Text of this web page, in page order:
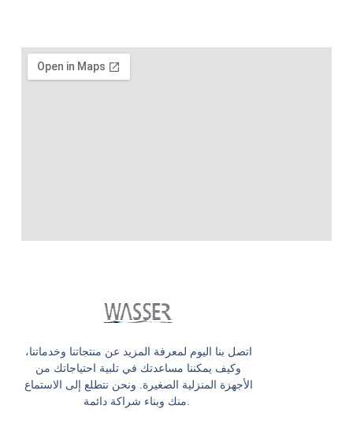
اتصل بنا اليوم لمعرفة المزيد عن منتجاتنا وخدماتنا،
وكيف يمكننا مساعدتك في تلبية احتياجاتك من
الأجهزة المنزلية الصغيرة. ونحن نتطلع إلى الاستماع